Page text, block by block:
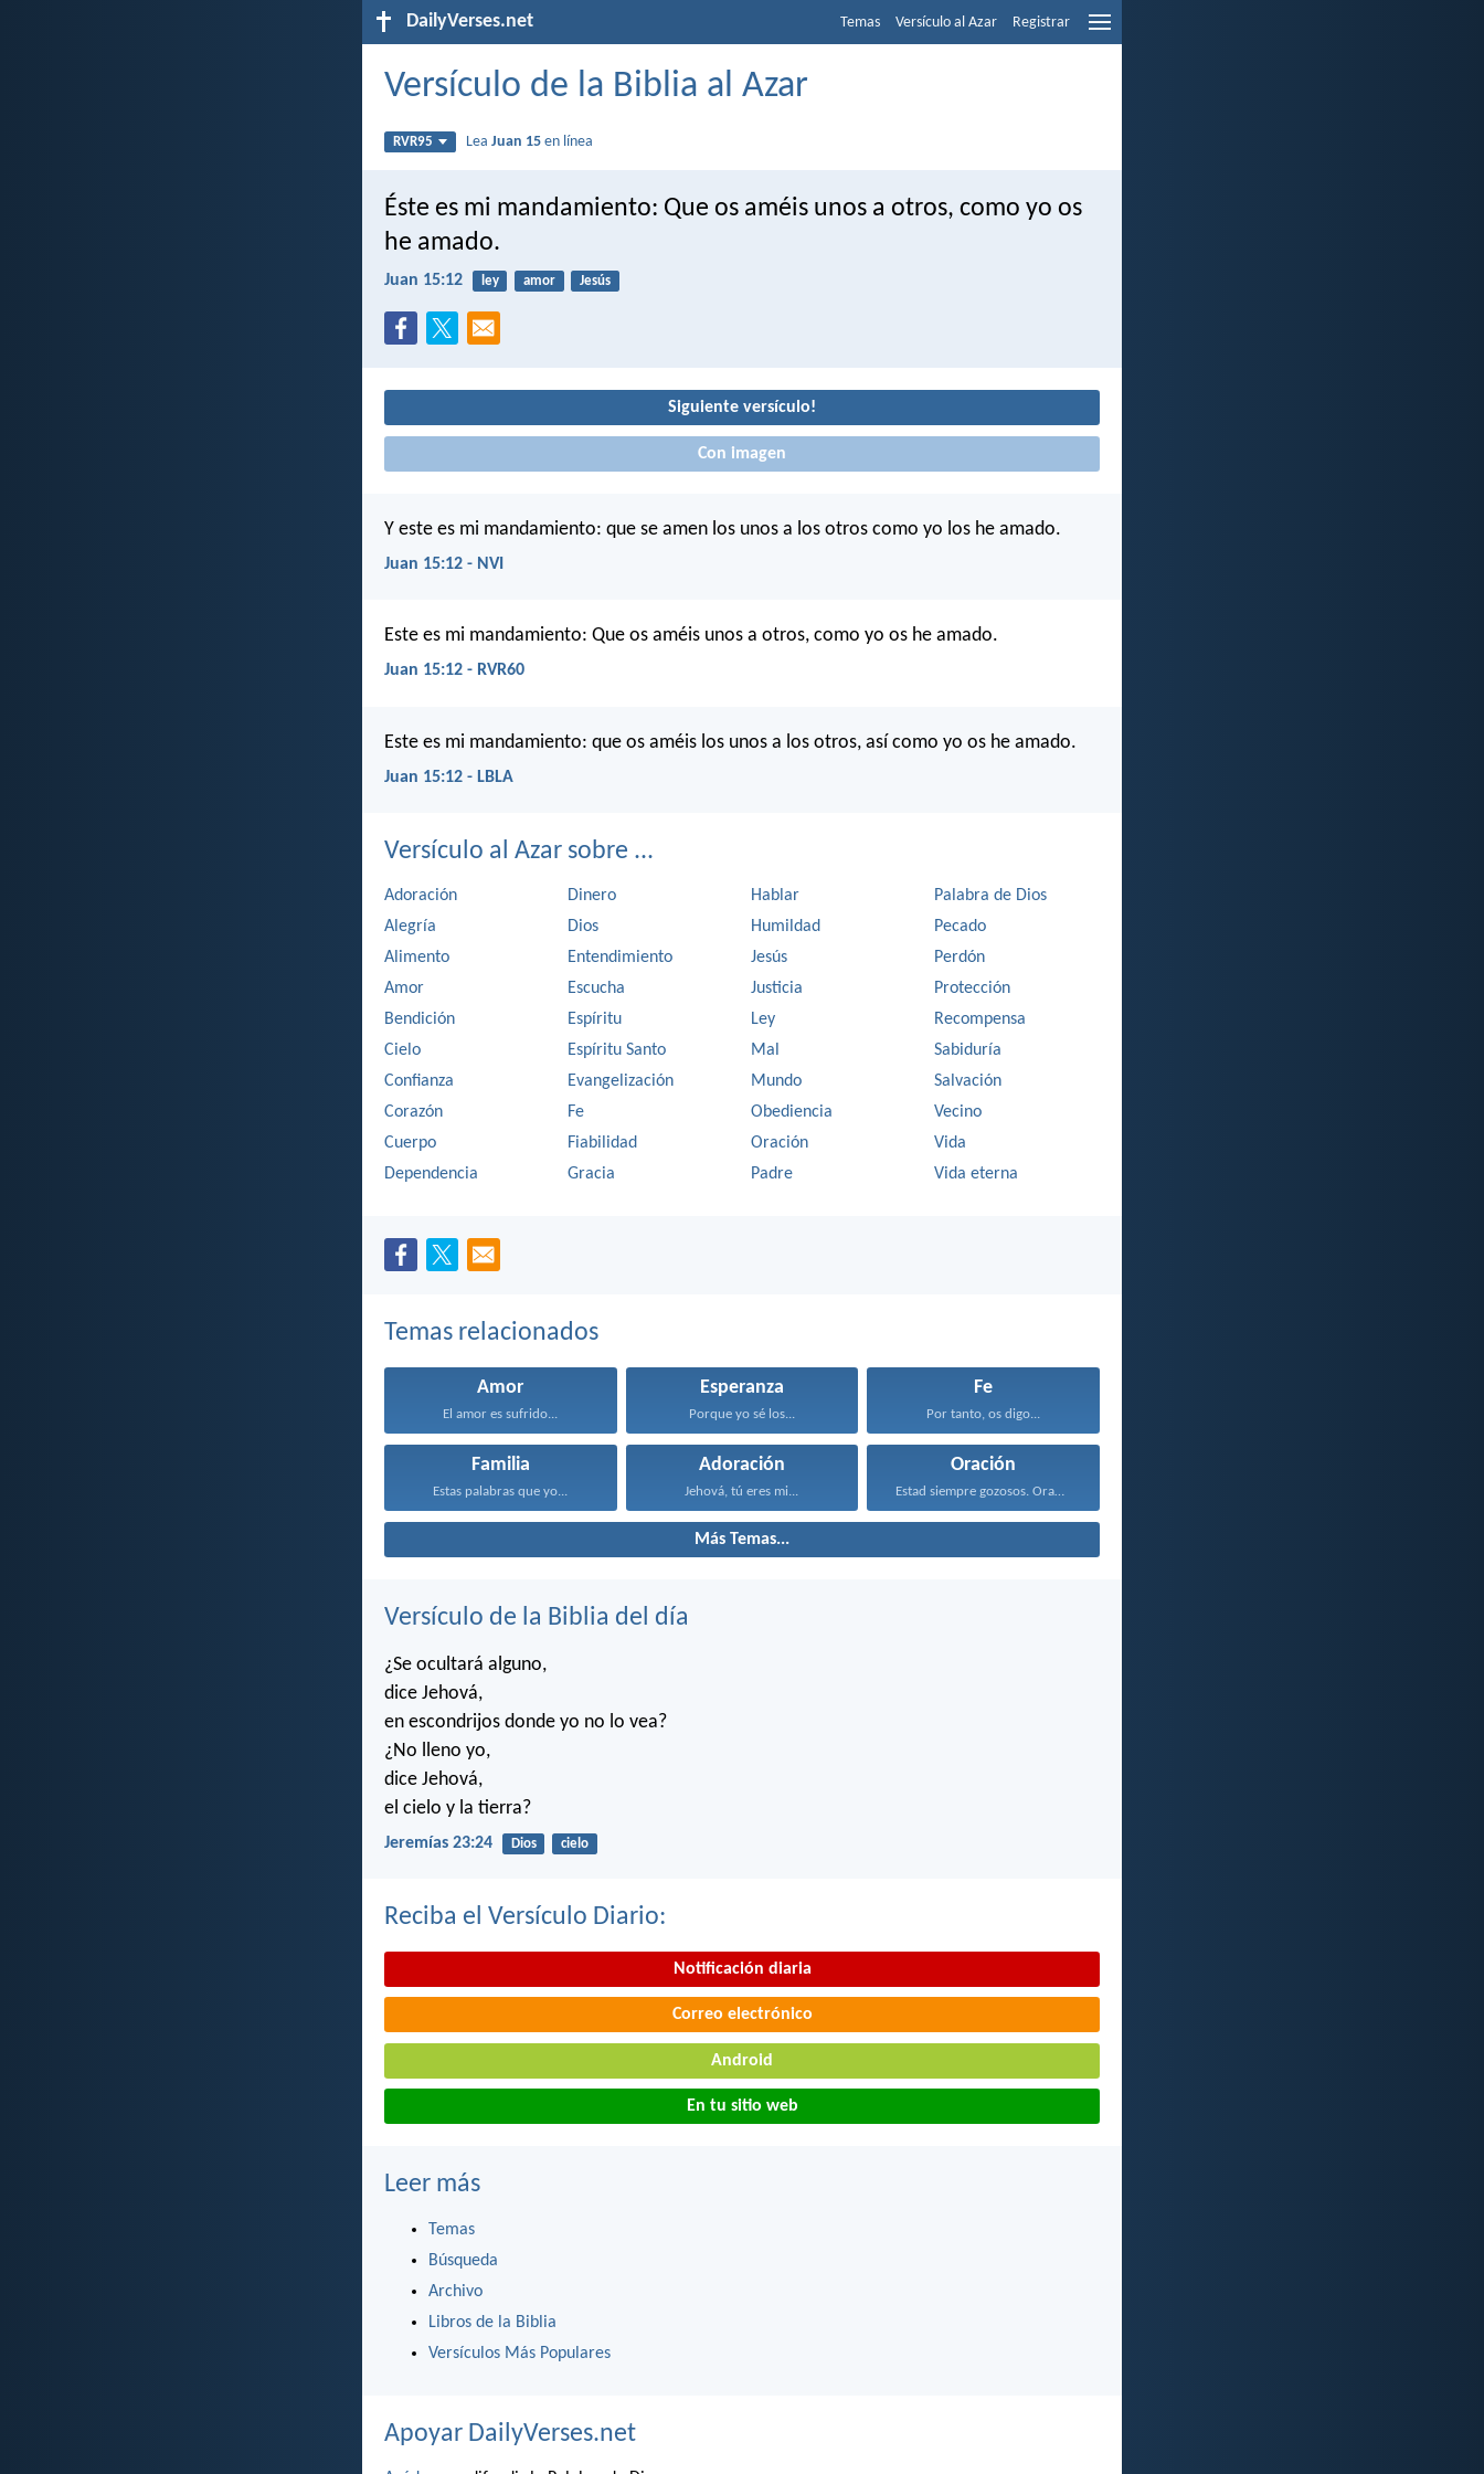
DailyVerses.net Temas Versículo al Azar Registrar
Versículo de la Biblia al Azar
RVR95 LeaJuan 15 en línea
Éste es mi mandamiento: Que os améis unos a otros, como yo os
he amado.
Juan 15:12 ley amor Jesús
Siguiente versículo!
Con imagen
Y este es mi mandamiento: que se amen los unos a los otros como yo los he amado.
Juan 15:12 - NVI
Este es mi mandamiento: Que os améis unos a otros, como yo os he amado.
Juan 15:12 - RVR60
Este es mi mandamiento: que os améis los unos a los otros, así como yo os he amado.
Juan 15:12 - LBLA
Versículo al Azar sobre ...
Adoración
Alegría
Alimento
Amor
Bendición
Cielo
Confianza
Corazón
Cuerpo
Dependencia
Dinero
Dios
Entendimiento
Escucha
Espíritu
Espíritu Santo
Evangelización
Fe
Fiabilidad
Gracia
Hablar
Humildad
Jesús
Justicia
Ley
Mal
Mundo
Obediencia
Oración
Padre
Palabra de Dios
Pecado
Perdón
Protección
Recompensa
Sabiduría
Salvación
Vecino
Vida
Vida eterna
Temas relacionados
Amor
El amor es sufrido...
Esperanza
Porque yo sé los...
Fe
Por tanto, os digo...
Familia
Estas palabras que yo...
Adoración
Jehová, tú eres mi...
Oración
Estad siempre gozosos. Orad...
Más Temas...
Versículo de la Biblia del día
¿Se ocultará alguno,
dice Jehová,
en escondrijos donde yo no lo vea?
¿No lleno yo,
dice Jehová,
el cielo y la tierra?
Jeremías 23:24 Dios cielo
Reciba el Versículo Diario:
Notificación diaria
Correo electrónico
Android
En tu sitio web
Leer más
Temas
Búsqueda
Archivo
Libros de la Biblia
Versículos Más Populares
Apoyar DailyVerses.net